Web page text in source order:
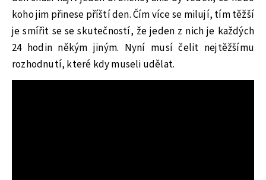
koho jim přinese příští den. Čím více se milují, tím těžší
je smířit se se skutečností, že jeden z nich je každých
24 hodin někým jiným. Nyní musí čelit nejtěžšímu
rozhodnutí, které kdy museli udělat.